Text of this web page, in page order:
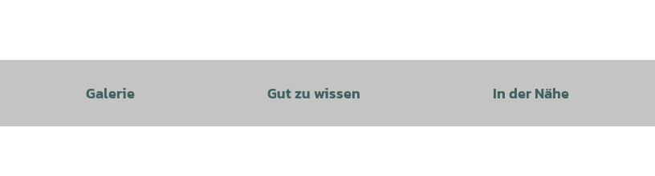
Galerie Gut zu wissen In der Nähe